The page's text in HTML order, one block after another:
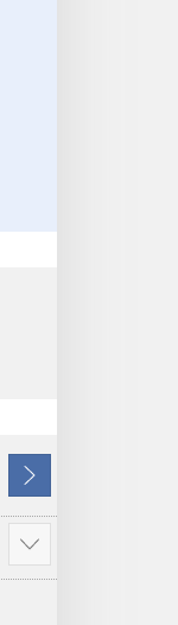
Sunod
Ipakita
an